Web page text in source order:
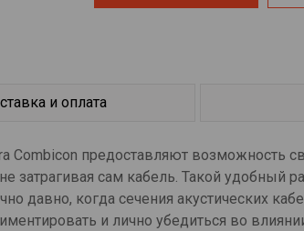
и оплата
Combicon предоставляют возможность
затрагивая сам кабель. Такой удобный
давно, когда сечения акустических
и лично убедиться во